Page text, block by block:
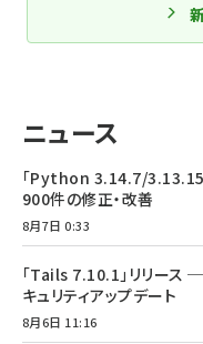
ニュース
「Python 3.14.7/3.13.15
900件の修正・改善
8月7日 0:33
「Tails 7.10.1」リリース
キュリティアップデート
8月6日 11:16